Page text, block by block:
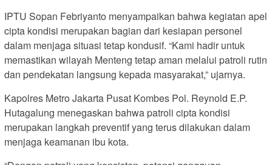
IPTU Sopan Febriyanto menyampaikan bahwa kegiatan apel
cipta kondisi merupakan bagian dari kesiapan personel
dalam menjaga situasi tetap kondusif. “Kami hadir untuk
memastikan wilayah Menteng tetap aman melalui patroli rutin
dan pendekatan langsung kepada masyarakat,” ujarnya.
Kapolres Metro Jakarta Pusat Kombes Pol. Reynold E.P.
Hutagalung menegaskan bahwa patroli cipta kondisi
merupakan langkah preventif yang terus dilakukan dalam
menjaga keamanan ibu kota.